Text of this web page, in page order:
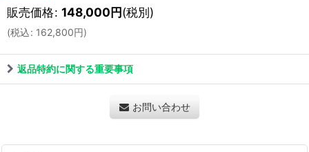
販売価格: 148,000円(税別)
(税込: 162,800円)
返品特約に関する重要事項
お問い合わせ